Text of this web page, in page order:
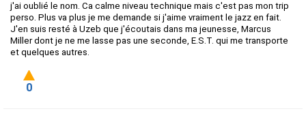
j'ai oublié le nom. Ca calme niveau technique mais c'est pas mon trip
perso. Plus va plus je me demande si j'aime vraiment le jazz en fait.
J'en suis resté à Uzeb que j'écoutais dans ma jeunesse, Marcus
Miller dont je ne me lasse pas une seconde, E.S.T. qui me transporte
et quelques autres.
0